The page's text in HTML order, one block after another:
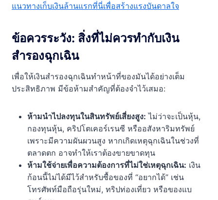
แนวทางเก็บเงินล้านแรกที่นี่เพื่อสร้างแรงบันดาลใจ
ข้อควรระวัง: สิ่งที่ไม่ควรทำกับเงิน
สำรองฉุกเฉิน
เพื่อให้เงินสำรองฉุกเฉินทำหน้าที่ของมันได้อย่างเต็ม
ประสิทธิภาพ มีข้อห้ามสำคัญที่ต้องจำไว้เสมอ:
ห้ามนำไปลงทุนในสินทรัพย์เสี่ยงสูง: ไม่ว่าจะเป็นหุ้น,
กองทุนหุ้น, คริปโตเคอร์เรนซี หรืออสังหาริมทรัพย์
เพราะมีความผันผวนสูง หากเกิดเหตุฉุกเฉินในช่วงที่
ตลาดตก อาจทำให้เราต้องขายขาดทุน
ห้ามใช้จ่ายเพื่อความต้องการที่ไม่ใช่เหตุฉุกเฉิน: เงิน
ก้อนนี้ไม่ได้มีไว้สำหรับซื้อของที่ “อยากได้” เช่น
โทรศัพท์มือถือรุ่นใหม่, ทริปท่องเที่ยว หรือของแบ